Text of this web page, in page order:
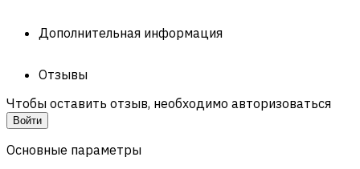
Дополнительная информация
Отзывы
Чтобы оставить отзыв, необходимо авторизоваться
Войти
Основные параметры